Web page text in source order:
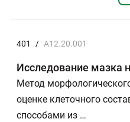
401 / A12.20.001
Исследование мазка
Метод
оценке клеточного
способами из …